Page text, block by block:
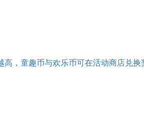
，童趣币与欢乐币可在活动商店兑换